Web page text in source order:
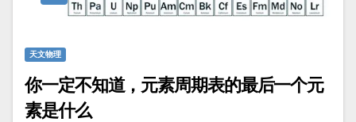
天文物理
你一定不知道，元素周期表的最后一个元
素是什么